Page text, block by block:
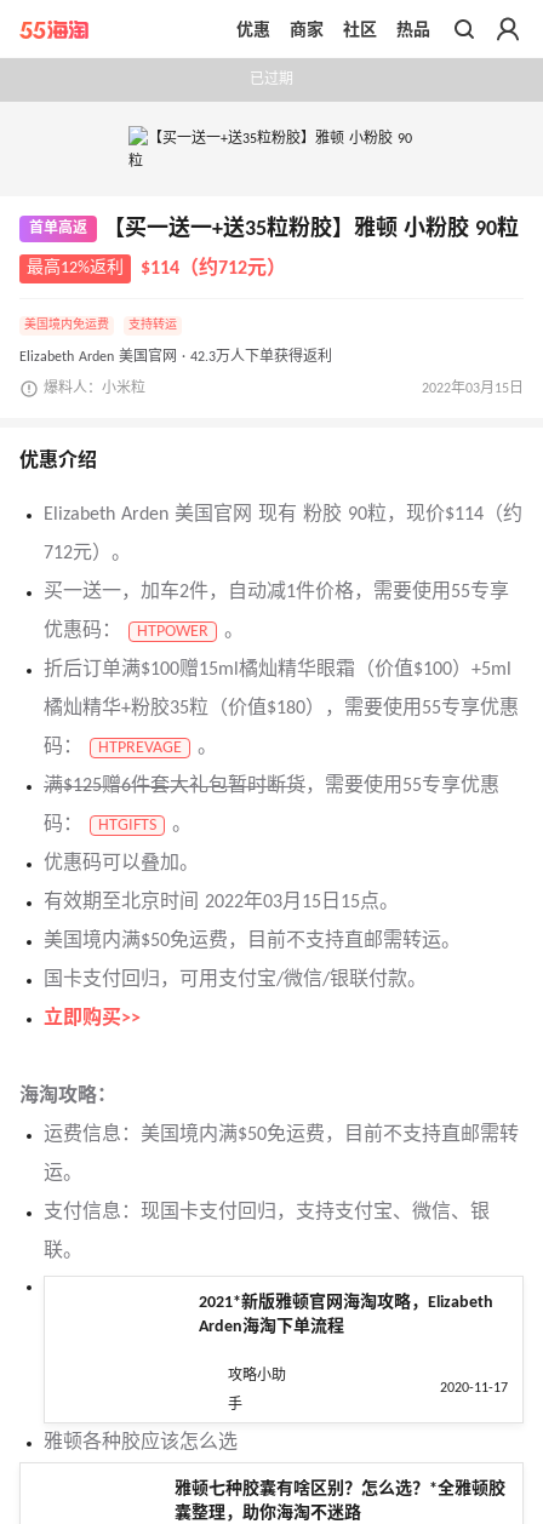
带你去官网买正品
优惠 商家 社区 热品
已过期
首单高返 【买一送一+送35粒粉胶】雅顿 小粉胶 90粒
最高12%返利 $114（约712元）
美国境内免运费 支持转运
Elizabeth Arden 美国官网 · 42.3万人下单获得返利
爆料人：小米粒 2022年03月15日
优惠介绍
Elizabeth Arden 美国官网 现有 粉胶 90粒，现价$114（约
712元）。
买一送一，加车2件，自动减1件价格，需要使用55专享
优惠码：
HTPOWER
。
折后订单满$100赠15ml橘灿精华眼霜（价值$100）+5ml
橘灿精华+粉胶35粒（价值$180），需要使用55专享优惠
码：
HTPREVAGE
。
满$125赠6件套大礼包暂时断货，需要使用55专享优惠
码：
HTGIFTS
。
优惠码可以叠加。
有效期至北京时间 2022年03月15日15点。
美国境内满$50免运费，目前不支持直邮需转运。
国卡支付回归，可用支付宝/微信/银联付款。
立即购买>>
海淘攻略：
运费信息：美国境内满$50免运费，目前不支持直邮需转
运。
支付信息：现国卡支付回归，支持支付宝、微信、银
联。
2021*新版雅顿官网海淘攻略，Elizabeth
Arden海淘下单流程
攻略小助
手
2020-11-17
雅顿各种胶应该怎么选
雅顿七种胶囊有啥区别？怎么选？*全雅顿胶
囊整理，助你海淘不迷路